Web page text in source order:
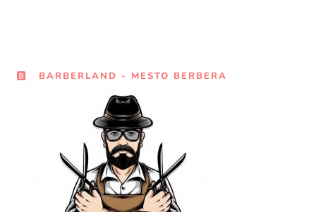
BARBERLAND - MESTO BERBERA